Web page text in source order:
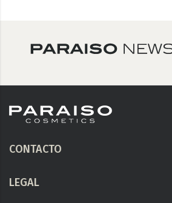
CONTACTO
LEGAL